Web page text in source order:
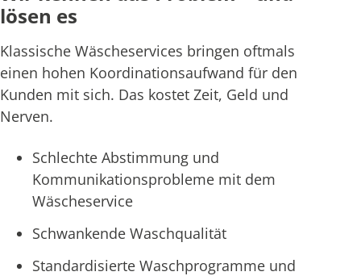
lösen es
Klassische Wäscheservices bringen oftmals
einen hohen Koordinationsaufwand für den
Kunden mit sich. Das kostet Zeit, Geld und
Nerven.
Schlechte Abstimmung und
Kommunikationsprobleme mit dem
Wäscheservice
Schwankende Waschqualität
Standardisierte Waschprogramme und